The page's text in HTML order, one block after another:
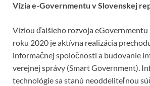
Vízia e-Governmentu v Slovenskej
Víziou ďalšieho rozvoja eGovernmentu
roku 2020 je aktívna realizácia
informačnej spoločnosti a budovanie
verejnej správy (Smart Government).
technológie sa stanú neoddeliteľnou